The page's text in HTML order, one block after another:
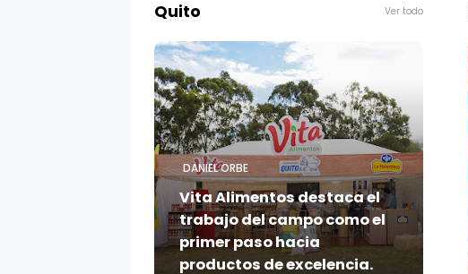
Quito Ver todo
DANIEL ORBE
Vita Alimentos destaca el
trabajo del campo como el
primer paso hacia
productos de excelencia.